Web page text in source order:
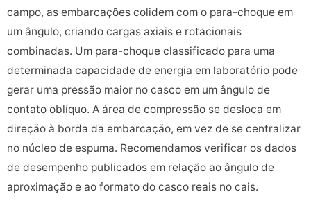
campo, as embarcações colidem com o para-choque em
um ângulo, criando cargas axiais e rotacionais
combinadas. Um para-choque classificado para uma
determinada capacidade de energia em laboratório pode
gerar uma pressão maior no casco em um ângulo de
contato oblíquo. A área de compressão se desloca em
direção à borda da embarcação, em vez de se centralizar
no núcleo de espuma. Recomendamos verificar os dados
de desempenho publicados em relação ao ângulo de
aproximação e ao formato do casco reais no cais.